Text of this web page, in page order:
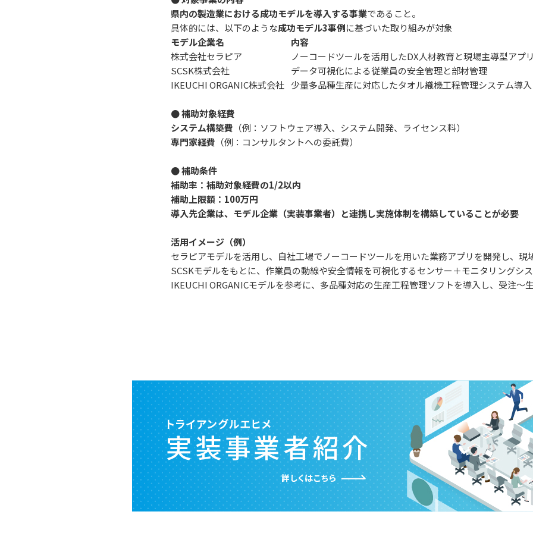
県内の製造業における成功モデルを導入する事業であること。
具体的には、以下のような成功モデル3事例に基づいた取り組みが対象
モデル企業名
内容
株式会社セラピア
ノーコードツールを活用したDX人材教育と現場主導型アプ
SCSK株式会社
データ可視化による従業員の安全管理と部材管理
IKEUCHI ORGANIC株式会社 少量多品種生産に対応したタオル織機工程管理システム導入
● 補助対象経費
システム構築費 （例：ソフトウェア導入、システム開発、ライセンス料）
専門家経費 （例：コンサルタントへの委託費）
● 補助条件
補助率：補助対象経費の1/2以内
補助上限額：100万円
導入先企業は、モデル企業（実装事業者）と連携し実施体制を構築していることが必要
活用イメージ（例）
セラピアモデルを活用し、自社工場でノーコードツールを用いた業務アプリを開発し、現
SCSKモデルをもとに、作業員の動線や安全情報を可視化するセンサー＋モニタリングシス
IKEUCHI ORGANICモデルを参考に、多品種対応の生産工程管理ソフトを導入し、受注～